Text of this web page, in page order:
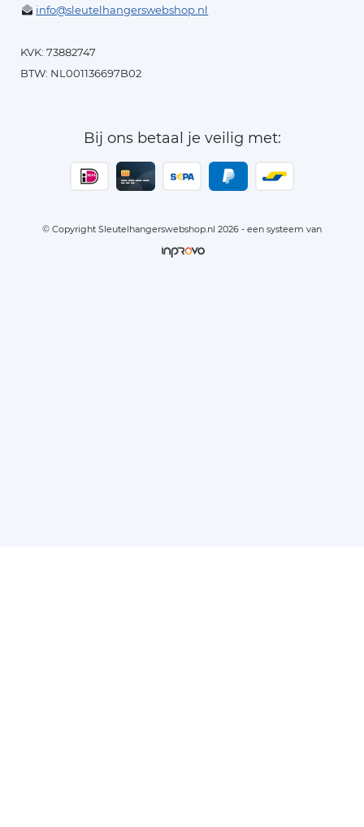
info@sleutelhangerswebshop.nl
KVK: 73882747
BTW: NL001136697B02
Bij ons betaal je veilig met:
© Copyright Sleutelhangerswebshop.nl 2026 - een systeem van